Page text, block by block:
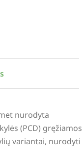
nurodyta
(PCD) gręžiamos
variantai, nurodyti